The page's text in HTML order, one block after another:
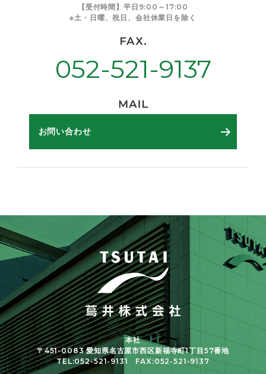
【受付時間】平日9:00～17:00
※土・日曜、祝日、会社休業日を除く
052-521-9137
お問い合わせ
本社
〒451-0083 愛知県名古屋市西区新福寺町1丁目57番地
TEL:052-521-9131 FAX:052-521-9137